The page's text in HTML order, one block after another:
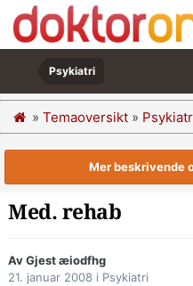
Psykiatri
» Temaoversikt »
Mer beskrivende
Med. rehab
Av Gjest æiodfhg
21. januar 2008 i Psykiatri